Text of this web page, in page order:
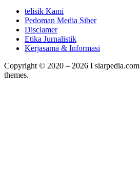
telisik Kami
Pedoman Media Siber
Disclamer
Etika Jurnalistik
Kerjasama & Informasi
Copyright © 2020 – 2026 I siarpedia.com
themes.